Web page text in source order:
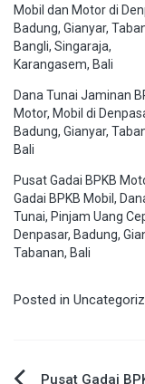
Mobil dan Motor di
Badung, Gianyar,
Bangli, Singaraja,
Karangasem, Bali
Dana Tunai Jaminan
Motor, Mobil di
Badung, Gianyar,
Bali
Pusat Gadai BPKB
Gadai BPKB Mobil,
Tunai, Pinjam Uang
Denpasar, Badung,
Tabanan, Bali
Posted in
Pusat Gadai